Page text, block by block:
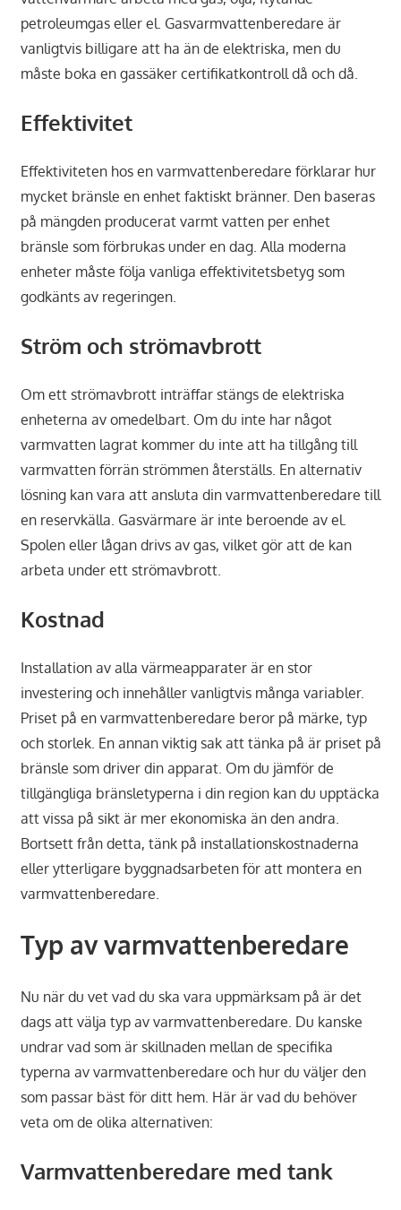
petroleumgas eller el. Gasvarmvattenberedare är
vanligtvis billigare att ha än de elektriska, men du
måste boka en gassäker certifikatkontroll då och då.
Effektivitet
Effektiviteten hos en varmvattenberedare förklarar hur
mycket bränsle en enhet faktiskt bränner. Den baseras
på mängden producerat varmt vatten per enhet
bränsle som förbrukas under en dag. Alla moderna
enheter måste följa vanliga effektivitetsbetyg som
godkänts av regeringen.
Ström och strömavbrott
Om ett strömavbrott inträffar stängs de elektriska
enheterna av omedelbart. Om du inte har något
varmvatten lagrat kommer du inte att ha tillgång till
varmvatten förrän strömmen återställs. En alternativ
lösning kan vara att ansluta din varmvattenberedare till
en reservkälla. Gasvärmare är inte beroende av el.
Spolen eller lågan drivs av gas, vilket gör att de kan
arbeta under ett strömavbrott.
Kostnad
Installation av alla värmeapparater är en stor
investering och innehåller vanligtvis många variabler.
Priset på en varmvattenberedare beror på märke, typ
och storlek. En annan viktig sak att tänka på är priset på
bränsle som driver din apparat. Om du jämför de
tillgängliga bränsletyperna i din region kan du upptäcka
att vissa på sikt är mer ekonomiska än den andra.
Bortsett från detta, tänk på installationskostnaderna
eller ytterligare byggnadsarbeten för att montera en
varmvattenberedare.
Typ av varmvattenberedare
Nu när du vet vad du ska vara uppmärksam på är det
dags att välja typ av varmvattenberedare. Du kanske
undrar vad som är skillnaden mellan de specifika
typerna av varmvattenberedare och hur du väljer den
som passar bäst för ditt hem. Här är vad du behöver
veta om de olika alternativen:
Varmvattenberedare med tank